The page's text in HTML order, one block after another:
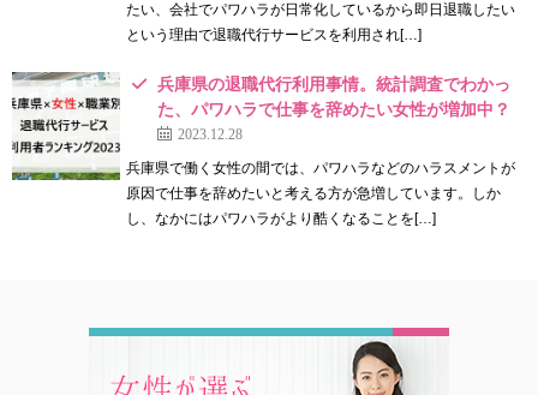
たい、会社でパワハラが日常化しているから即日退職したい
という理由で退職代行サービスを利用され[…]
兵庫県の退職代行利用事情。統計調査でわかっ
た、パワハラで仕事を辞めたい女性が増加中？
2023.12.28
兵庫県で働く女性の間では、パワハラなどのハラスメントが
原因で仕事を辞めたいと考える方が急増しています。しか
し、なかにはパワハラがより酷くなることを[…]